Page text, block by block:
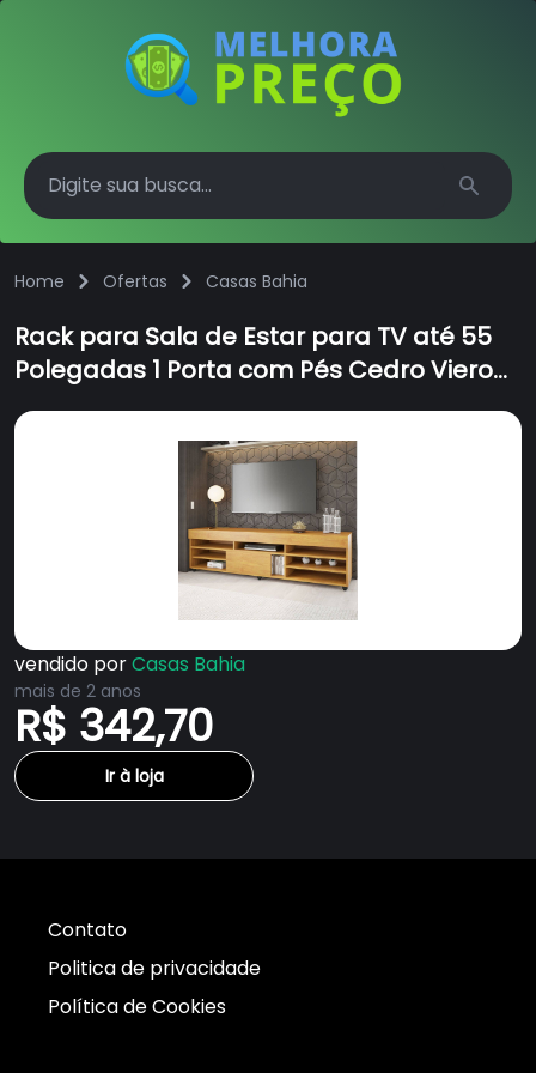
Search
Home Ofertas Casas Bahia
Rack para Sala de Estar para TV até 55
Polegadas 1 Porta com Pés Cedro Viero
Marrom
vendido porCasas Bahia
mais de 2 anos
R$ 342,70
Ir à loja
Contato
Politica de privacidade
Política de Cookies